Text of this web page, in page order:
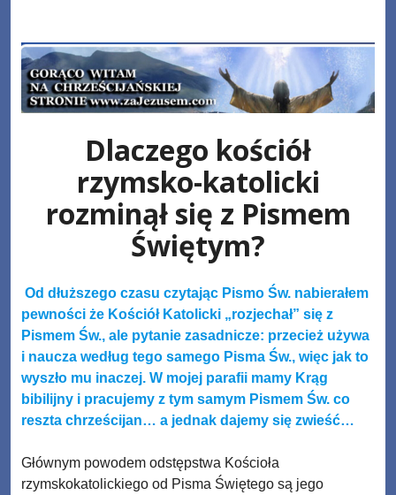
content
www.zaJezusem.com
Dlaczego kościół
rzymsko-katolicki
rozminął się z Pismem
Świętym?
Od dłuższego czasu czytając Pismo Św. nabierałem
pewności że Kościół Katolicki „rozjechał” się z
Pismem Św., ale pytanie zasadnicze: przecież używa
i naucza według tego samego Pisma Św., więc jak to
wyszło mu inaczej. W mojej parafii mamy Krąg
bibilijny i pracujemy z tym samym Pismem Św. co
reszta chrześcijan… a jednak dajemy się zwieść…
Głównym powodem odstępstwa Kościoła
rzymskokatolickiego od Pisma Świętego są jego